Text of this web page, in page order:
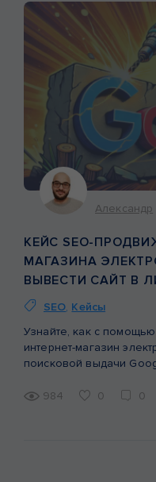
Александр
КЕЙС SEO-
МАГАЗИНА
ВЫВЕСТИ САЙТ В
SEO, Кейсы
Узнайте, как с
интернет-магазин
поисковой выдачи
984
0 0